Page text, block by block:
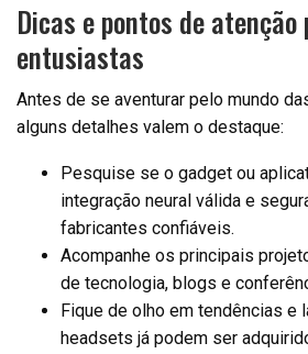
Dicas e pontos de atenção
entusiastas
Antes de se aventurar pelo mundo
alguns detalhes valem o destaque:
Pesquise se o gadget ou
integração neural válida e
fabricantes confiáveis.
Acompanhe os principais
de tecnologia, blogs e
Fique de olho em tendências e
headsets já podem ser